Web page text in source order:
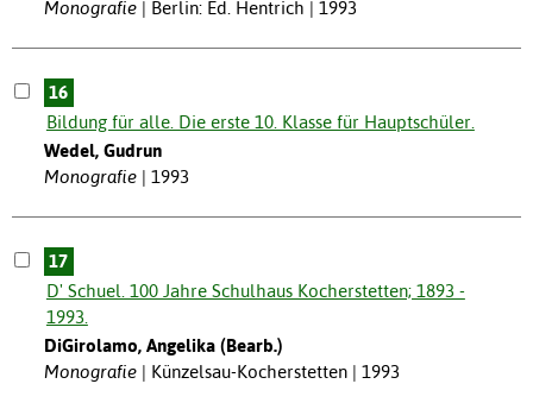
Monografie Berlin: Ed. Hentrich | 1993
16
Bildung für alle. Die erste 10. Klasse für Hauptschüler.
Wedel, Gudrun
Monografie
1993
17
D' Schuel. 100 Jahre Schulhaus Kocherstetten; 1893 -
1993.
DiGirolamo, Angelika (Bearb.)
Monografie
Künzelsau-Kocherstetten | 1993